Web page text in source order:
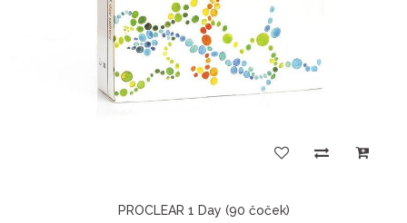
PROCLEAR 1 Day (90 čoček)